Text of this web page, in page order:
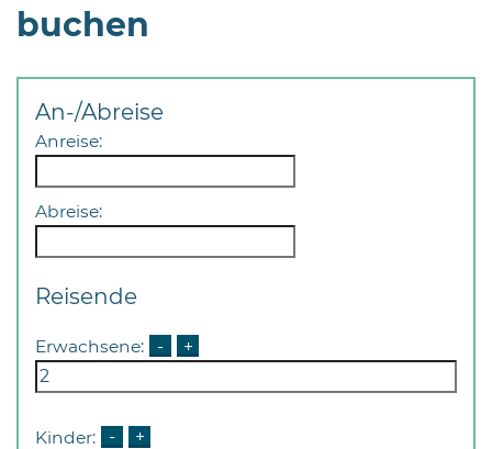
buchen
An-/Abreise
Anreise:
Abreise:
Reisende
Erwachsene: - +
Kinder: - +